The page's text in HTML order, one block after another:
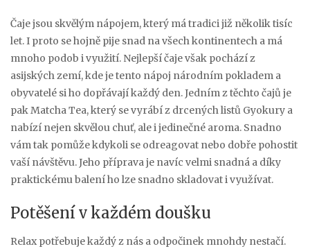
Čaje jsou skvělým nápojem, který má tradici již několik tisíc
let. I proto se hojně pije snad na všech kontinentech a má
mnoho podob i využití. Nejlepší čaje však pochází z
asijských zemí, kde je tento nápoj národním pokladem a
obyvatelé si ho dopřávají každý den. Jedním z těchto čajů je
pakMatcha Tea, který se vyrábí z drcených listů Gyokury a
nabízí nejen skvělou chuť, ale i jedinečné aroma. Snadno
vám tak pomůže kdykoli se odreagovat nebo dobře pohostit
vaší návštěvu. Jeho příprava je navíc velmi snadná a díky
praktickému balení ho lze snadno skladovat i využívat.
Potěšení v každém doušku
Relax potřebuje každý z nás a odpočinek mnohdy nestačí.